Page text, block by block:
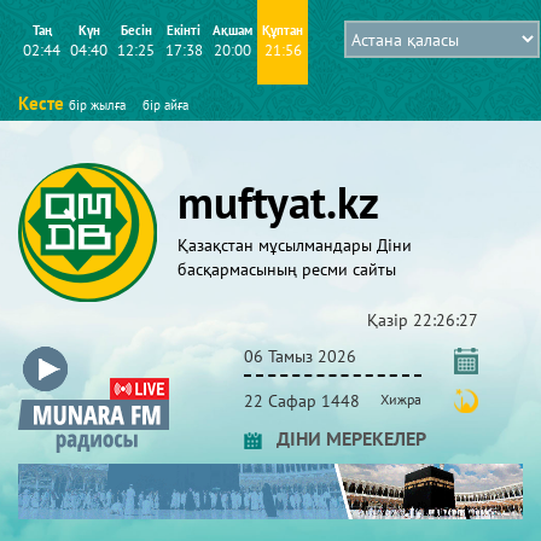
Таң
02:44
Күн
04:40
Бесін
12:25
Екінті
17:38
Ақшам
20:00
Құптан
21:56
Кесте бір жылға бір айға
muftyat.kz
Қазақстан мұсылмандары Діни
басқармасының ресми сайты
Қазір 22:26:27
06 Тамыз 2026
22 Сафар 1448 Хижра
ДІНИ МЕРЕКЕЛЕР